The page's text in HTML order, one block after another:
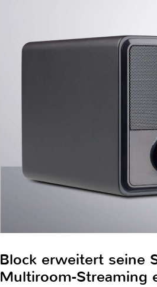
Block erweitert seine
Multiroom-Streaming